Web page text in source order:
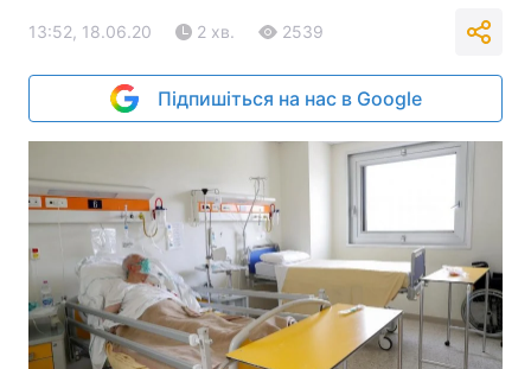
13:52, 18.06.20 2 хв. 2539
Підпишіться на нас в Google